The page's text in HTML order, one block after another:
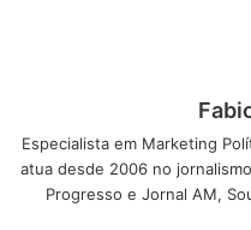
Especialista em Marketing
atua desde 2006 no
Progresso e Jornal AM,